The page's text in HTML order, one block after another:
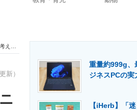
経営リーダーのコミュニティ マーケ×IT
」
新）
重量約999g、
ジネスPCの実
【iHerb】「